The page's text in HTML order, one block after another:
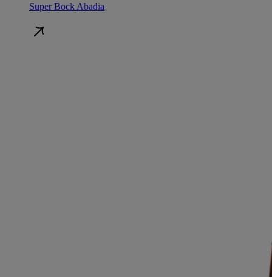
Super Bock Abadia